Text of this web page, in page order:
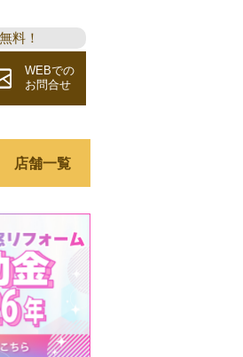
料！
WEBでの
お問合せ
店舗一覧